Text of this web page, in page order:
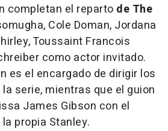
completan el reparto de The
Cole Doman, Jordana
Toussaint Francois
como actor invitado.
es el encargado de dirigir los
serie, mientras que el guion
James Gibson con el
propia Stanley.